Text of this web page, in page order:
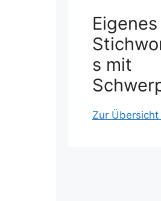
Eigenes
s mit
Zur